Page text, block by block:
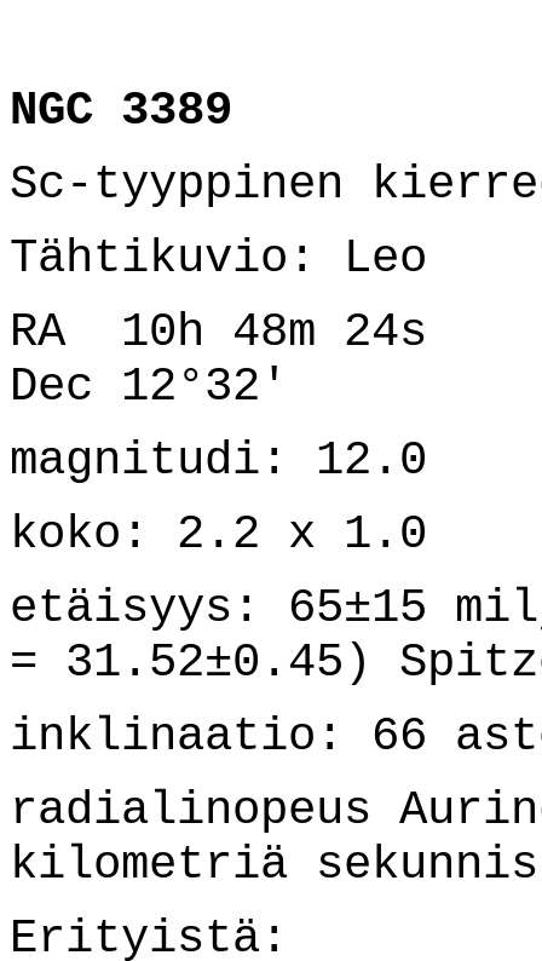
NGC 3389
Sc-tyyppinen
Tähtikuvio: Leo
RA 10h 48m 24s
Dec 12°32'
magnitudi: 12.0
koko: 2.2 x 1.0
etäisyys: 65±15
= 31.52±0.45)
inklinaatio: 66
radialinopeus
kilometriä
Erityistä: